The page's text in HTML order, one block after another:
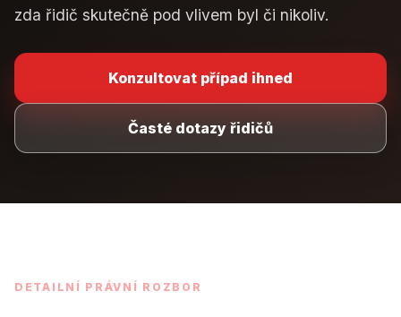
zda řidič skutečně pod vlivem byl či nikoliv.
Konzultovat případ ihned
Časté dotazy řidičů
DETAILNÍ PRÁVNÍ ROZBOR